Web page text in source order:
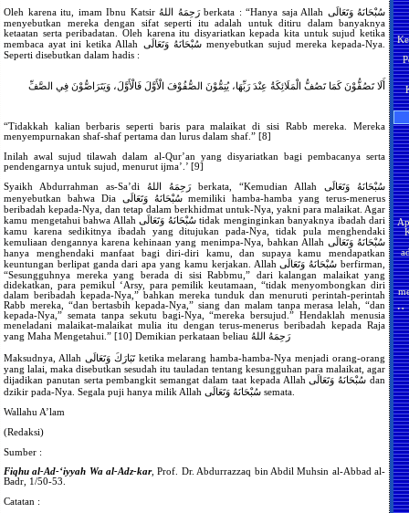
Oleh karena itu, imam Ibnu Katsir رَحِمَهُ اللهُ berkata : “Hanya saja Allah سُبْحَانَهُ وَتَعَالَى
menyebutkan mereka dengan sifat seperti itu adalah untuk ditiru dalam banyaknya
ketaatan serta peribadatan. Oleh karena itu disyariatkan kepada kita untuk sujud ketika
membaca ayat ini ketika Allah سُبْحَانَهُ وَتَعَالَى menyebutkan sujud mereka kepada-Nya.
Seperti disebutkan dalam hadis :
أَلَا تَصُفُّوْنَ كَمَا تَصُفُّ الْمَلَائِكَةُ عِنْدَ رَبِّهَا، يُتِمُّوْنَ الصُّفُوْفَ الْأَوَّلَ فَالْأَوَّلَ، وَيَتَرَاصُّوْنَ فِي الصَّفِّ
“Tidakkah kalian berbaris seperti baris para malaikat di sisi Rabb mereka. Mereka
menyempurnakan shaf-shaf pertama dan lurus dalam shaf.” [8]
Inilah awal sujud tilawah dalam al-Qur’an yang disyariatkan bagi pembacanya serta
pendengarnya untuk sujud, menurut ijma’.’ [9]
Syaikh Abdurrahman as-Sa’di رَحِمَهُ اللهُ berkata, “Kemudian Allah سُبْحَانَهُ وَتَعَالَى
menyebutkan bahwa Dia سُبْحَانَهُ وَتَعَالَى memiliki hamba-hamba yang terus-menerus
beribadah kepada-Nya, dan tetap dalam berkhidmat untuk-Nya, yakni para malaikat. Agar
kamu mengetahui bahwa Allah سُبْحَانَهُ وَتَعَالَى tidak menginginkan banyaknya ibadah dari
kamu karena sedikitnya ibadah yang ditujukan pada-Nya, tidak pula menghendaki
kemuliaan dengannya karena kehinaan yang menimpa-Nya, bahkan Allah سُبْحَانَهُ وَتَعَالَى
hanya menghendaki manfaat bagi diri-diri kamu, dan supaya kamu mendapatkan
keuntungan berlipat ganda dari apa yang kamu kerjakan. Allah سُبْحَانَهُ وَتَعَالَى berfirman,
“Sesungguhnya mereka yang berada di sisi Rabbmu,” dari kalangan malaikat yang
didekatkan, para pemikul ‘Arsy, para pemilik keutamaan, “tidak menyombongkan diri
dalam beribadah kepada-Nya,” bahkan mereka tunduk dan menuruti perintah-perintah
Rabb mereka, “dan bertasbih kepada-Nya,” siang dan malam tanpa merasa lelah, “dan
kepada-Nya,” semata tanpa sekutu bagi-Nya, “mereka bersujud.” Hendaklah menusia
meneladani malaikat-malaikat mulia itu dengan terus-menerus beribadah kepada Raja
yang Maha Mengetahui.” [10] Demikian perkataan beliau رَحِمَهُ اللهُ
Maksudnya, Allah تَبَارَكَ وَتَعَالَى ketika melarang hamba-hamba-Nya menjadi orang-orang
yang lalai, maka disebutkan sesudah itu tauladan tentang kesungguhan para malaikat, agar
dijadikan panutan serta pembangkit semangat dalam taat kepada Allah سُبْحَانَهُ وَتَعَالَى dan
dzikir pada-Nya. Segala puji hanya milik Allah سُبْحَانَهُ وَتَعَالَى semata.
Wallahu A’lam
(Redaksi)
Sumber :
Fiqhu al-Ad-‘iyyah Wa al-Adz-kar, Prof. Dr. Abdurrazzaq bin Abdil Muhsin al-Abbad al-
Badr, 1/50-53.
Catatan :
di